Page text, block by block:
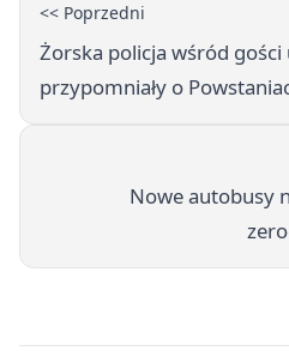
<< Poprzedni
Żorska policja wśród
przypomniały o
Nowe autobusy